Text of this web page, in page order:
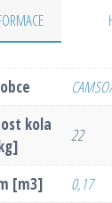
kola
22
[m3]
0,17